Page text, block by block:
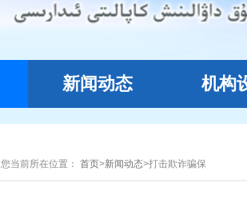
新闻动态 机构
您当前所在位置： 首页>新闻动态>打击欺诈骗保